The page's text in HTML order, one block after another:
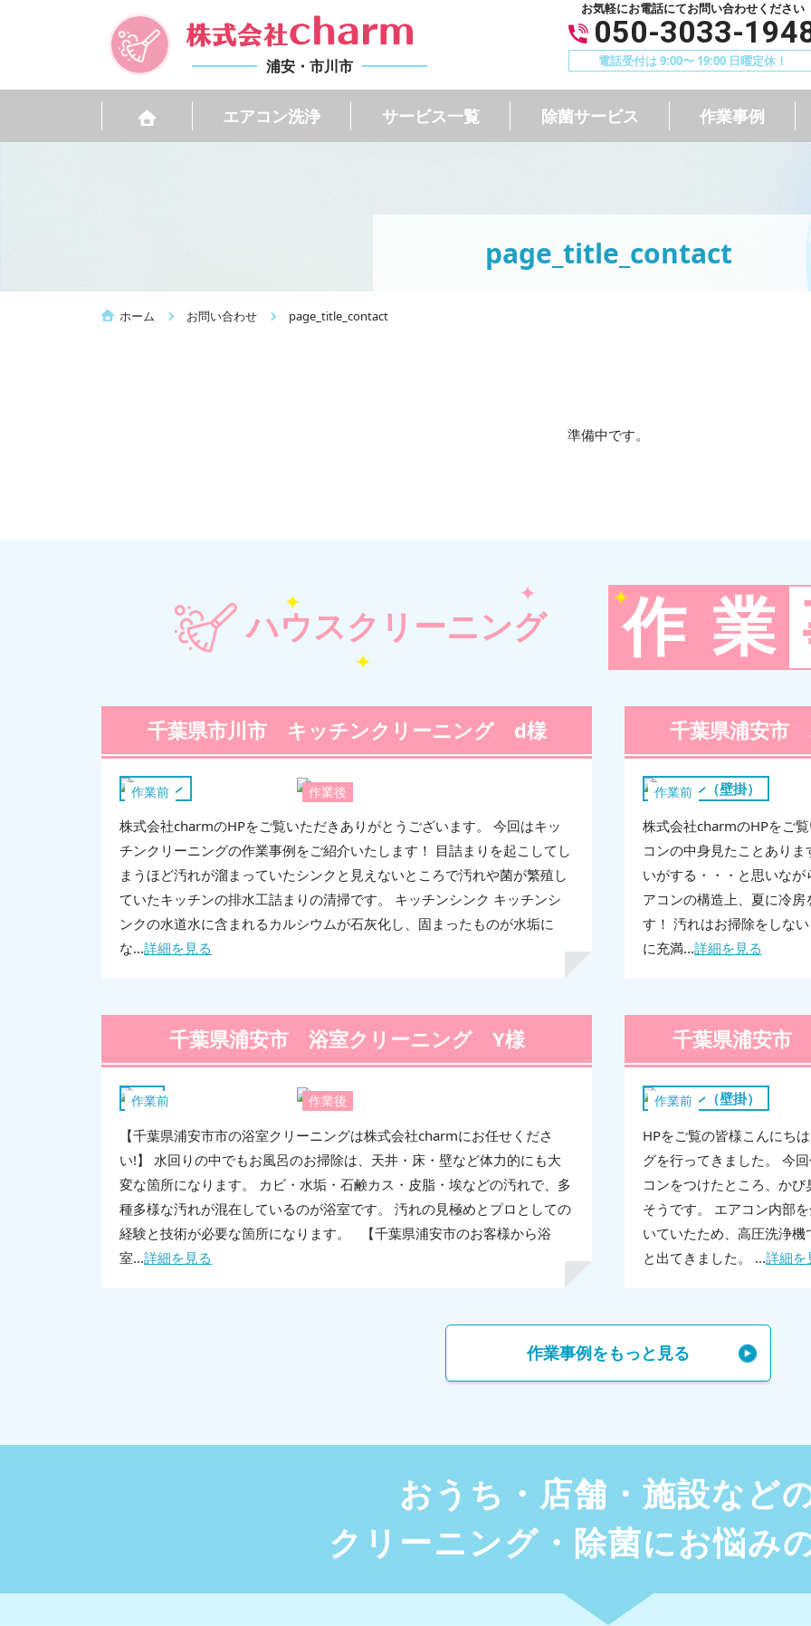
浦安・市川市
お気軽にお電話にてお問い合わせください
050-3033-
電話受付は 9:00〜 19:00 日曜定休！
エアコン洗浄 サービス一覧 除菌サービス 作業事例
page_title_contact
ホーム お問い合わせ page_title_contact
準備中です。
ハウスクリーニング 作 業
千葉県市川市 キッチンクリーニング d様
作業前 作業後
キッチン
株式会社charmのHPをご覧いただきありがとうございます。 今回はキッ
チンクリーニングの作業事例をご紹介いたします！ 目詰まりを起こしてし
まうほど汚れが溜まっていたシンクと見えないところで汚れや菌が繁殖し
ていたキッチンの排水工詰まりの清掃です。 キッチンシンク キッチンシ
ンクの水道水に含まれるカルシウムが石灰化し、固まったものが水垢に
な...詳細を見る
千葉県浦安市
作業前
エアコン（壁掛）
株式会社charmのHPをご
コンの中身見たことあり
いがする・・・と思いな
アコンの構造上、夏に冷
す！ 汚れはお掃除をしな
に充満...詳細を見る
千葉県浦安市 浴室クリーニング Y様
作業前 作業後
浴室
【千葉県浦安市市の浴室クリーニングは株式会社charmにお任せくださ
い!】 水回りの中でもお風呂のお掃除は、天井・床・壁など体力的にも大
変な箇所になります。 カビ・水垢・石鹸カス・皮脂・埃などの汚れで、多
種多様な汚れが混在しているのが浴室です。 汚れの見極めとプロとしての
経験と技術が必要な箇所になります。 【千葉県浦安市のお客様から浴
室...詳細を見る
千葉県浦安
作業前
エアコン（壁掛）
HPをご覧の皆様こんにち
グを行ってきました。 今
コンをつけたところ、か
そうです。 エアコン内部
いていたため、高圧洗浄
と出てきました。 ...詳細を
作業事例をもっと見る
おうち・店舗・施設など
クリーニング・除菌にお悩み